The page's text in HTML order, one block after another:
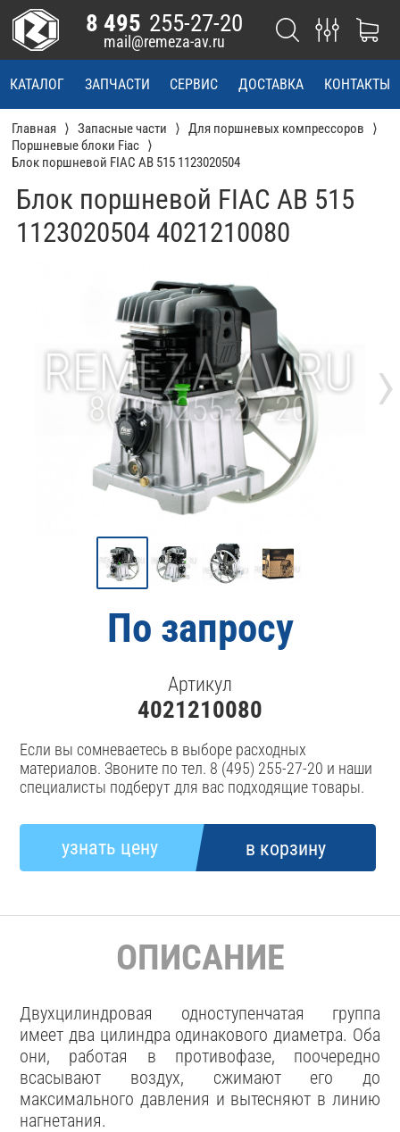
КАТАЛОГ ЗАПЧАСТИ СЕРВИС ДОСТАВКА КОНТАКТЫ
8 495 255-27-20
mail@remeza-av.ru
Главная Запасные части
Для поршневых компрессоров
Поршневые блоки Fiac
Блок поршневой FIAC AB 515 1123020504
Блок поршневой FIAC AB 515
1123020504 4021210080
›
По запросу
Артикул
4021210080
Если вы сомневаетесь в выборе расходных
материалов. Звоните по тел. 8 (495) 255-27-20 и наши
специалисты подберут для вас подходящие товары.
ОПИСАНИЕ
Двухцилиндровая одноступенчатая группа
имеет два цилиндра одинакового диаметра. Оба
они, работая в противофазе, поочередно
всасывают воздух, сжимают его до
максимального давления и вытесняют в линию
нагнетания.